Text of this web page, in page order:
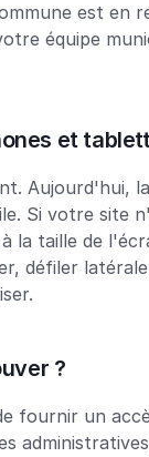
est en
équipe
et
Aujourd'hui,
Si votre site
la taille de
défiler
?
fournir un